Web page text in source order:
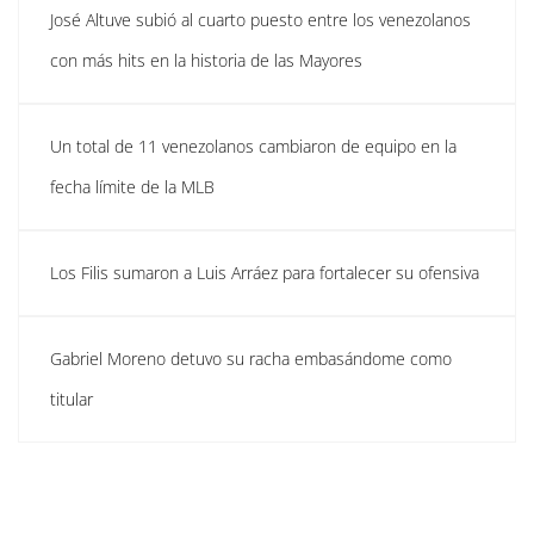
José Altuve subió al cuarto puesto entre los venezolanos
con más hits en la historia de las Mayores
Un total de 11 venezolanos cambiaron de equipo en la
fecha límite de la MLB
Los Filis sumaron a Luis Arráez para fortalecer su ofensiva
Gabriel Moreno detuvo su racha embasándome como
titular